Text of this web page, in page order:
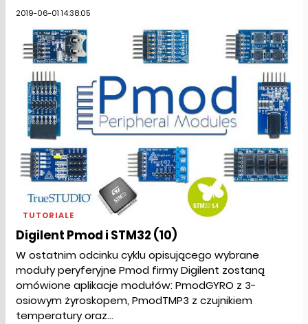
2019-06-01 14:38:05
TUTORIALE
Digilent Pmod i STM32 (10)
W ostatnim odcinku cyklu opisującego wybrane
moduły peryferyjne Pmod firmy Digilent zostaną
omówione aplikacje modułów: PmodGYRO z 3-
osiowym żyroskopem, PmodTMP3 z czujnikiem
temperatury oraz...